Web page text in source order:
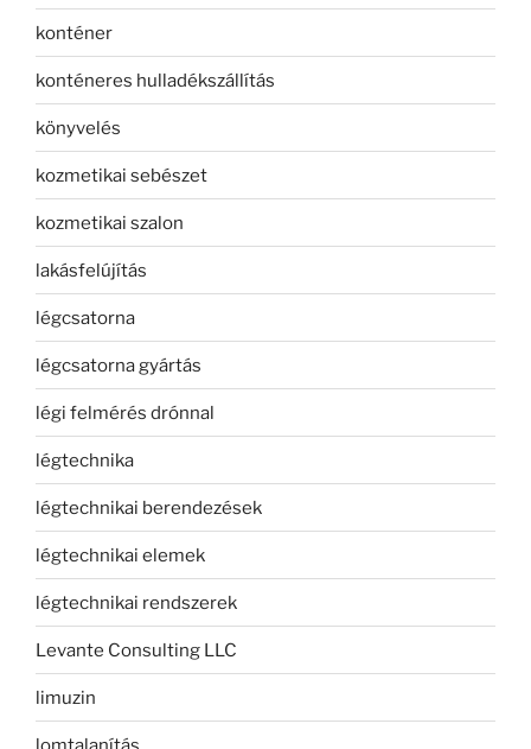
konténer
konténeres hulladékszállítás
könyvelés
kozmetikai sebészet
kozmetikai szalon
lakásfelújítás
légcsatorna
légcsatorna gyártás
légi felmérés drónnal
légtechnika
légtechnikai berendezések
légtechnikai elemek
légtechnikai rendszerek
Levante Consulting LLC
limuzin